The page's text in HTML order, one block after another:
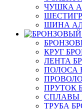
ЧУШКА
ШИНА
КРУГ
ЛЕНТА
ПОЛОСА
ПРУТОК
СПЛАВЫ
ТРУБА